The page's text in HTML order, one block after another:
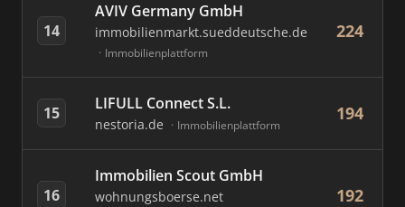
14
AVIV Germany GmbH
immobilienmarkt.sueddeutsche.de
Immobilienplattform
224
15 LIFULL Connect S.L.
nestoria.de Immobilienplattform
194
16
Immobilien Scout GmbH
wohnungsboerse.net 192